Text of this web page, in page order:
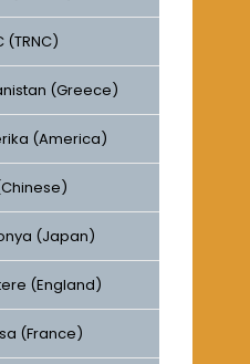
(TRNC)
(Greece)
(America)
(Japan)
(England)
(France)